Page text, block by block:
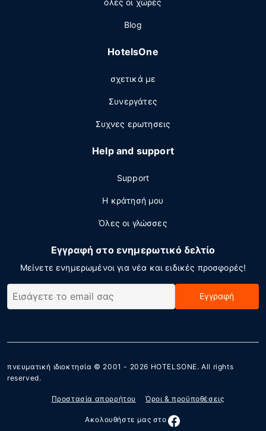
όλες οι χώρες
Blog
HotelsOne
σχετικά με
Συνεργάτες
Συχνες ερωτησεις
Help and support
Support
Η κράτησή μου
Όλες οι γλώσσες
Εγγραφή στο ενημερωτικό δελτίο
Μείνετε ενημερωμένοι για νέα και ειδικές προσφορές!
Εγγραφή
πνευματική ιδιοκτησία © 2001 - 2026 HOTELSONE. All rights
reserved.
Προστασία απορρήτου Όροι & προϋποθέσεις
Ακολουθήστε μας στο